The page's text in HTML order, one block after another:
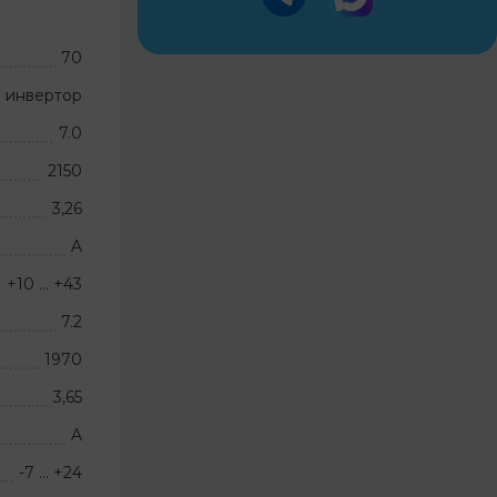
70
7.0
2150
3,26
A
+10 … +43
7.2
1970
3,65
A
-7 … +24